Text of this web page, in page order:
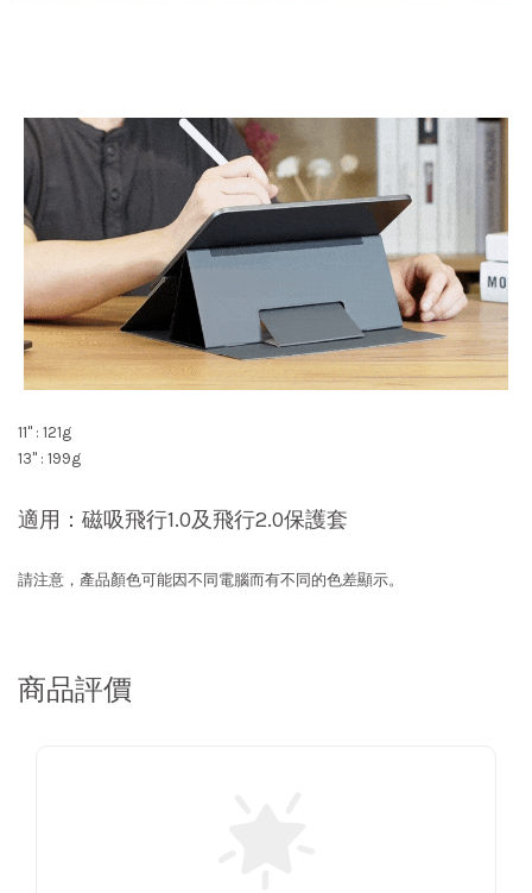
11" : 121g
13" : 199g
適用：磁吸飛行1.0及飛行2.0保護套
請注意，產品顏色可能因不同電腦而有不同的色差顯示。
商品評價